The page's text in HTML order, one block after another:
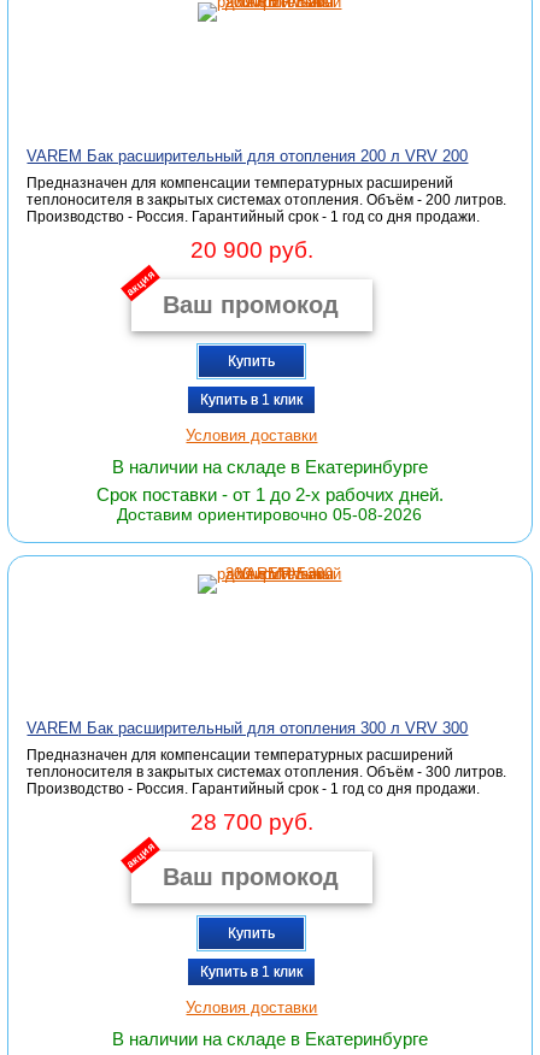
VAREM Бак расширительный для отопления 200 л VRV 200
Предназначен для компенсации температурных расширений
теплоносителя в закрытых системах отопления. Объём - 200 литров.
Производство - Россия. Гарантийный срок - 1 год со дня продажи.
20 900 руб.
акция
Купить
Купить в 1 клик
Условия доставки
В наличии на складе в Екатеринбурге
Срок поставки - от 1 до 2-х рабочих дней.
Доставим ориентировочно 05-08-2026
VAREM Бак расширительный для отопления 300 л VRV 300
Предназначен для компенсации температурных расширений
теплоносителя в закрытых системах отопления. Объём - 300 литров.
Производство - Россия. Гарантийный срок - 1 год со дня продажи.
28 700 руб.
акция
Купить
Купить в 1 клик
Условия доставки
В наличии на складе в Екатеринбурге